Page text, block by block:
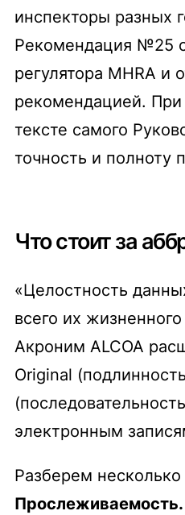
инспекторы разных
Рекомендация №25
регулятора MHRA и
рекомендацией. При
тексте самого
точность и полноту
Что стоит за
«Целостность
всего их
Акроним ALCOA
Original
электронным
Разберем
Прослеживаемость.